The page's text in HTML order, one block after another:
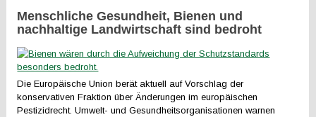
Menschliche Gesundheit, Bienen und
nachhaltige Landwirtschaft sind bedroht
Die Europäische Union berät aktuell auf Vorschlag der
konservativen Fraktion über Änderungen im europäischen
Pestizidrecht. Umwelt- und Gesundheitsorganisationen warnen